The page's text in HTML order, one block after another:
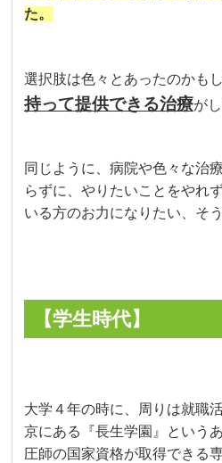
た。
選択肢は色々とあったのかも
持って提供できる治療が
同じように、病院や色々な治
らずに、やりたいことをやれ
いる方のお力になりたい、そ
【学生時代】
大学４年の時に、周りは就職
京にある『長生学園』という
圧師の国家資格が取得できる